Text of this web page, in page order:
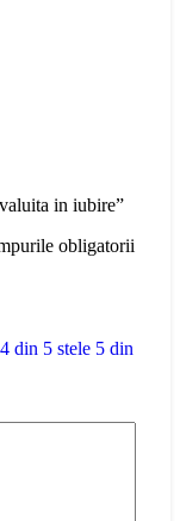
in iubire”
obligatorii
4 din 5 stele 5 din